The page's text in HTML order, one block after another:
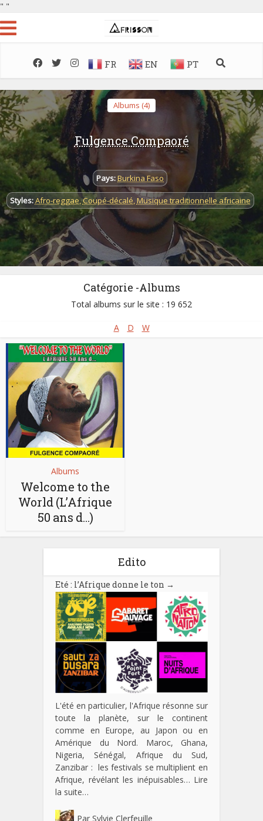
" "
FR EN PT
Albums (4)
Fulgence Compaoré
Pays:Burkina Faso
Styles:Afro-reggae,Coupé-décalé,Musique traditionnelle africaine
Catégorie -Albums
Total albums sur le site : 19 652
A D W
Albums
Welcome to the
World (L’Afrique
50 ans d…)
Edito
Eté : l’Afrique donne le ton →
L'été en particulier, l'Afrique résonne sur
toute la planète, sur le continent
comme en Europe, au Japon ou en
Amérique du Nord. Maroc, Ghana,
Nigeria, Sénégal, Afrique du Sud,
Zanzibar : les festivals se multiplient en
Afrique, révélant les inépuisables… Lire
la suite…
Par Sylvie Clerfeuille